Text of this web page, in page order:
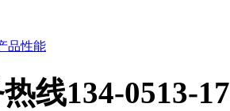
品性能
线134-0513-